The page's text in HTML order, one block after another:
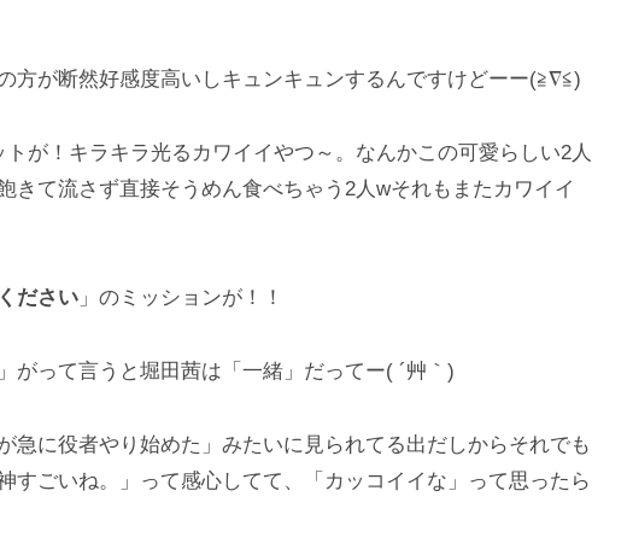
方が断然好感度高いしキュンキュンするんですけどーー(≧∇≦)
が！キラキラ光るカワイイやつ～。なんかこの可愛らしい2人
て流さず直接そうめん食べちゃう2人wそれもまたカワイイ
ださい 」のミッションが！！
」がって言うと堀田茜は「一緒」だってー( ´艸｀)
に役者やり始めた」みたいに見られてる出だしからそれでも
すごいね。」って感心してて、「カッコイイな」って思ったら